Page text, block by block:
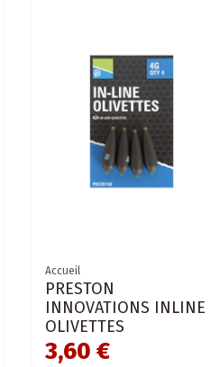
Accueil
PRESTON
INNOVATIONS INLINE
OLIVETTES
3,60 €